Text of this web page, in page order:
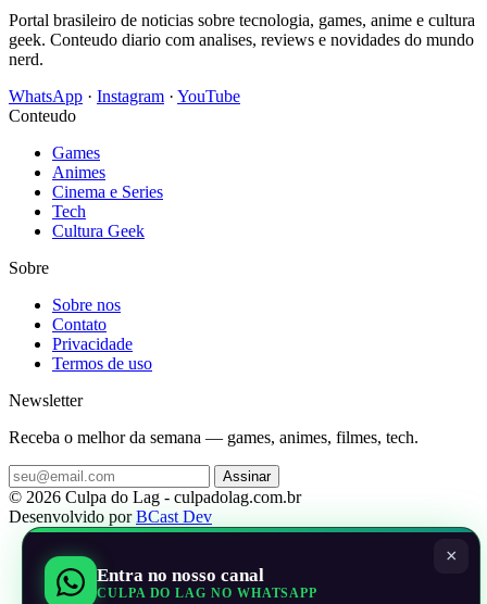
Portal brasileiro de noticias sobre tecnologia, games, anime e cultura
geek. Conteudo diario com analises, reviews e novidades do mundo
nerd.
WhatsApp · Instagram · YouTube
Conteudo
Games
Animes
Cinema e Series
Tech
Cultura Geek
Sobre
Sobre nos
Contato
Privacidade
Termos de uso
Newsletter
Receba o melhor da semana — games, animes, filmes, tech.
Assinar
© 2026 Culpa do Lag - culpadolag.com.br
Desenvolvido porBCast Dev
×
Entra no nosso canal
CULPA DO LAG NO WHATSAPP